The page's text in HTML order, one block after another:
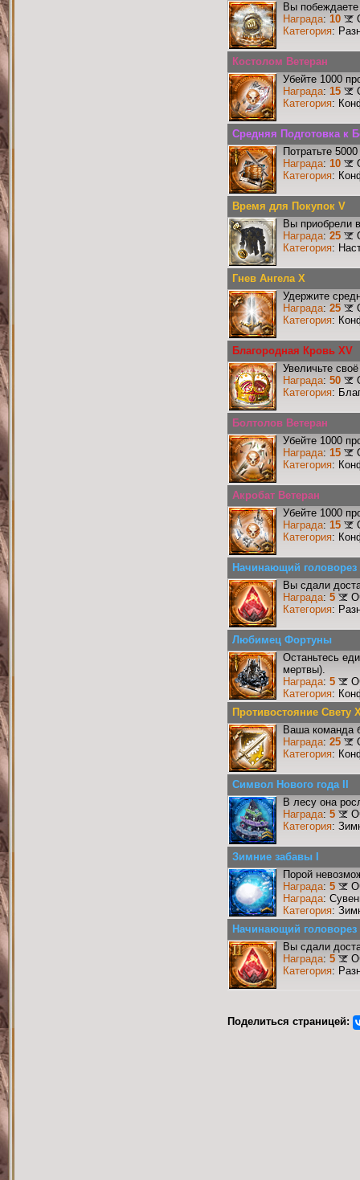
Вы
Награда: 10
Категория:
Костолом Ветеран
Убейте 1000
Награда: 15
Категория:
Средняя Подготовка к
Потратьте
Награда: 10
Категория:
Время для Покупок V
Вы приобрели
Награда: 25
Категория:
Гнев Ангела X
Удержите
Награда: 25
Категория:
Благородная Кровь XV
Увеличьте
Награда: 50
Категория:
Болтолов Ветеран
Убейте 1000
Награда: 15
Категория:
Акробат Ветеран
Убейте 1000
Награда: 15
Категория:
Начинающий головорез
Вы сдали
Награда: 5
Категория:
Любимец Фортуны
Останьтесь
мертвы).
Награда: 5
Категория:
Противостояние Свету
Ваша команда
Награда: 25
Категория:
Символ Нового года II
В лесу она
Награда: 5
Категория:
Зимние забавы I
Порой
Награда: 5
Награда:
Категория:
Начинающий головорез
Вы сдали
Награда: 5
Категория:
Поделиться страницей: